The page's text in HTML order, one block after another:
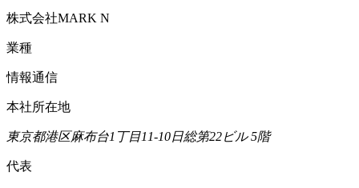
株式会社MARK N
業種
情報通信
本社所在地
東京都港区麻布台1丁目11-10日総第22ビル 5階
代表